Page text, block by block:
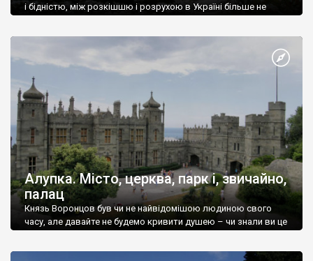
і бідністю, між розкішшю і розрухою в Україні більше не
Алупка. Місто, церква, парк і, звичайно,
палац
Князь Воронцов був чи не найвідомішою людиною свого
часу, але давайте не будемо кривити душею – чи знали ви це